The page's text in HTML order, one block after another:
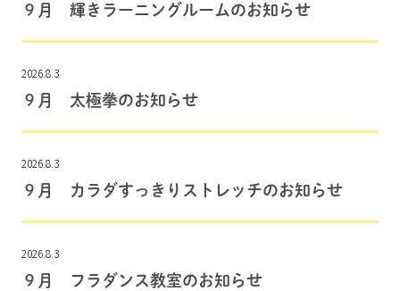
９月 輝きラーニングルームのお知らせ
2026.8.3
９月 太極拳のお知らせ
2026.8.3
９月 カラダすっきりストレッチのお知らせ
2026.8.3
９月 フラダンス教室のお知らせ